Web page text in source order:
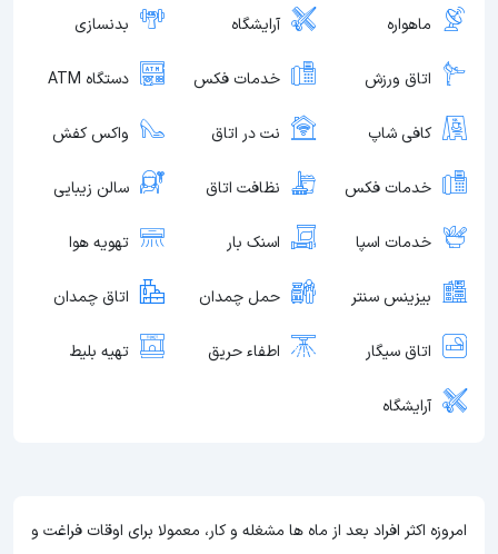
ماهواره آرایشگاه بدنسازی
اتاق ورزش خدمات فکس دستگاه ATM
کافی شاپ نت در اتاق واکس کفش
خدمات فکس نظافت اتاق سالن زیبایی
خدمات اسپا اسنک بار تهویه هوا
بیزینس سنتر حمل چمدان اتاق چمدان
اتاق سیگار اطفاء حریق تهیه بلیط
آرایشگاه
امروزه اکثر افراد بعد از ماه ها مشغله و کار، معمولا برای اوقات فراغت و